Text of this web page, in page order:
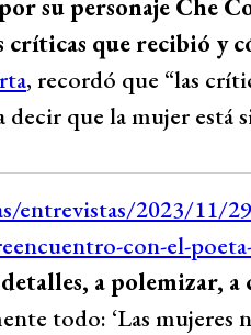
su personaje Che
críticas que recibió y
, recordó que “las
decir que la mujer está
a polemizar,
todo: ‘Las mujeres